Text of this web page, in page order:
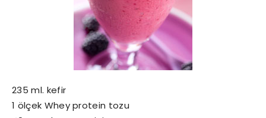
235 ml. kefir
1 ölçek Whey protein tozu